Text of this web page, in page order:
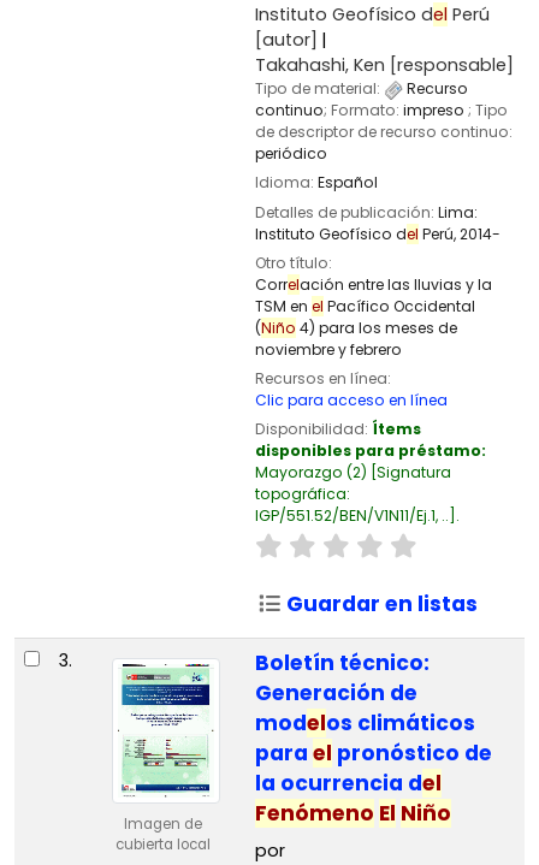
Instituto Geofísico del Perú
[autor]
Takahashi, Ken [responsable]
Tipo de material:
Recurso
continuo; Formato: impreso ; Tipo
de descriptor de recurso continuo:
periódico
Idioma: Español
Detalles de publicación: Lima:
Instituto Geofísico del Perú,2014-
Otro título:
Correlación entre las lluvias y la
TSM en el Pacífico Occidental
(Niño 4) para los meses de
noviembre y febrero
Recursos en línea:
Clic para acceso en línea
Disponibilidad: Ítems
disponibles para préstamo:
Mayorazgo (2) Signatura
topográfica:
IGP/551.52/BEN/V1N11/Ej.1, .. .
Guardar en listas
3.
Imagen de
cubierta local
Boletín técnico:
Generación de
modelos climáticos
para el pronóstico de
la ocurrencia del
Fenómeno El Niño
por